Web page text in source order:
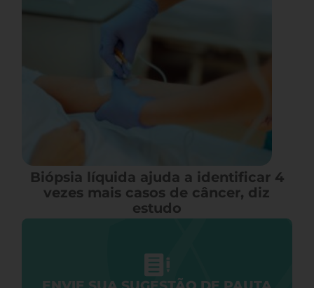
Biópsia líquida ajuda a identificar 4
vezes mais casos de câncer, diz
estudo